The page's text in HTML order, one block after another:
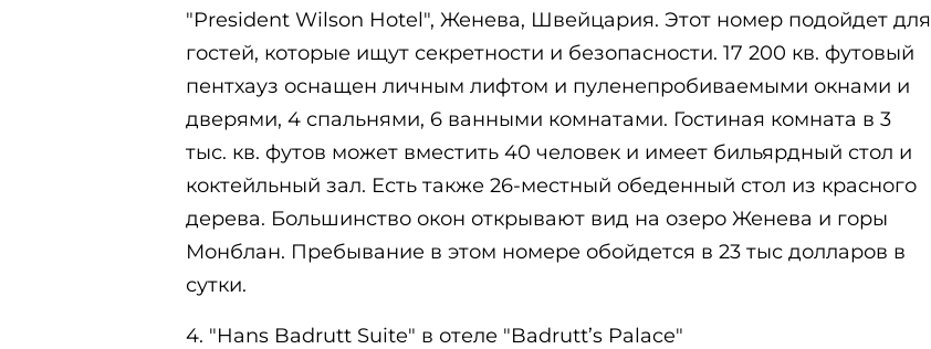
"President Wilson Hotel", Женева, Швейцария. Этот номер подойдет для
гостей, которые ищут секретности и безопасности. 17 200 кв. футовый
пентхауз оснащен личным лифтом и пуленепробиваемыми окнами и
дверями, 4 спальнями, 6 ванными комнатами. Гостиная комната в 3
тыс. кв. футов может вместить 40 человек и имеет бильярдный стол и
коктейльный зал. Есть также 26-местный обеденный стол из красного
дерева. Большинство окон открывают вид на озеро Женева и горы
Монблан. Пребывание в этом номере обойдется в 23 тыс долларов в
сутки.
4. "Hans Badrutt Suite" в отеле "Badrutt’s Palace"